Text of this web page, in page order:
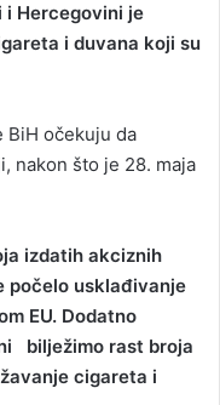
i Hercegovini je
i duvana koji su
BiH očekuju da
nakon što je 28. maja
izdatih akciznih
počelo usklađivanje
EU. Dodatno
bilježimo rast broja
cigareta i